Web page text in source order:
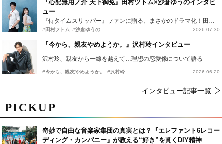
PICKUP
奇妙で自由な音楽家集団の真実とは？『エレファント6レコー
ディング・カンパニー』が教える“好き”を貫くDIY精神
『心配無用ノ介 天下御免』田村ツトム×沙倉ゆうのインタビ
ュー
『侍タイムスリッパー』ファンに贈る、まさかのドラマ化！田村ツトム×沙倉ゆうのが語る『心配無用ノ介』撮影秘話
#田村ツトム #沙倉ゆうの 2026.07.30
『今から、親友やめようか。』沢村玲インタビュー
沢村玲、親友から一線を越えて…理想の恋愛像について語る
#今から、親友やめようか。 #沢村玲 2026.06.20
インタビュー記事一覧